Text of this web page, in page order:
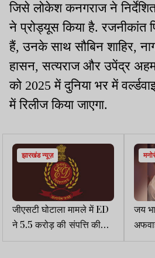
जिसे लोकेश कनगराज ने
ने प्रोड्यूस किया है. रजनीकांत
हैं, उनके साथ सौबिन शाहिर,
हासन, सत्यराज और उपेंद्र
को 2025 में दुनिया भर में
में रिलीज किया जाएगा.
झारखंड न्यूज़
जीएसटी घोटाला मामले में ED
ने 5.5 करोड़ की संपत्ति की
जब्त
जय
चुप्पी